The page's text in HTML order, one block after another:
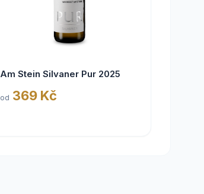
Am Stein Silvaner Pur 2025
od 369 Kč